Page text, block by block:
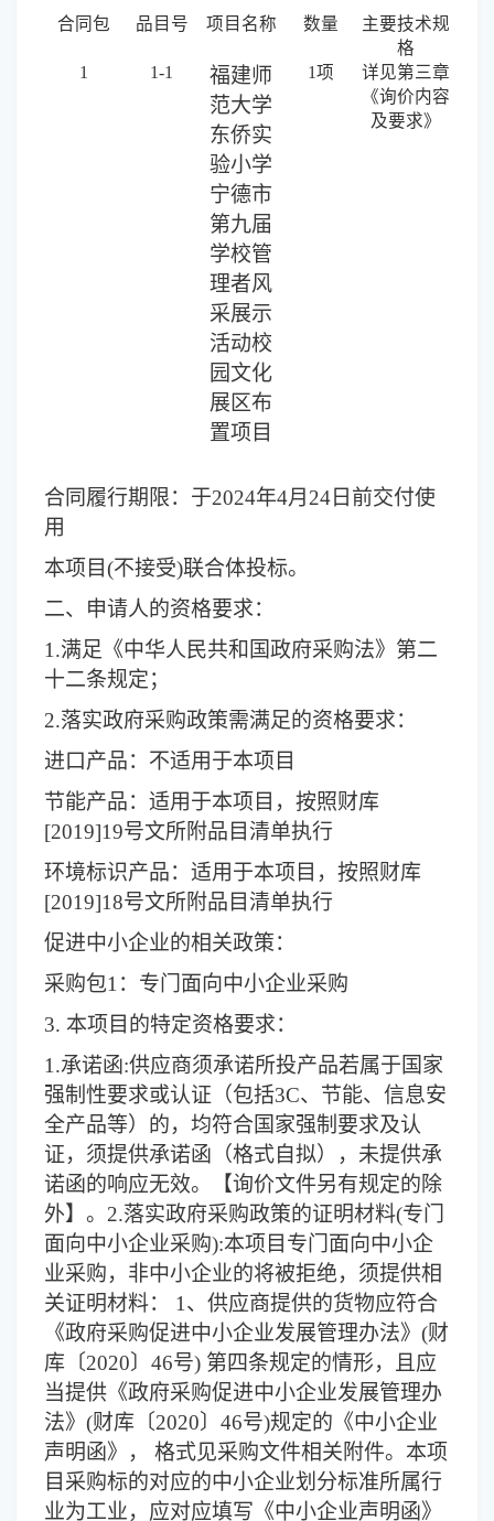
合同包 品目号 项目名称 数量
主要技术规
格
1
1-1
福建师
范大学
东侨实
验小学
宁德市
第九届
学校管
理者风
采展示
活动校
园文化
展区布
置项目
1项
详见第三章
《询价内容
及要求》
合同履行期限： 于2024年4月 24日 前交付使
用
本项目(不接受)联合体投标。
二、申请人的资格要求：
1.满足《中华人民共和国政府采购法》第二
十二条规定；
2.落实政府采购政策需满足的资格要求：
进口产品：不适用于本项目
节能产品：适用于本项目，按照财库
[2019]19号文所附品目清单执行
环境标识产品：适用于本项目，按照财库
[2019]18号文所附品目清单执行
促进中小企业的相关政策：
采购包1：专门面向中小企业采购
3. 本项目的特定资格要求：
1.承诺函:供应商须承诺所投产品若属于国家
强制性要求或认证（包括3C、节能、信息安
全产品等）的，均符合国家强制要求及认
证，须提供承诺函（格式自拟），未提供承
诺函的响应无效。【询价文件另有规定的除
外】。2.落实政府采购政策的证明材料(专门
面向中小企业采购):本项目专门面向中小企
业采购，非中小企业的将被拒绝，须提供相
关证明材料： 1、供应商提供的货物应符合
《政府采购促进中小企业发展管理办法》(财
库〔2020〕46号) 第四条规定的情形，且应
当提供《政府采购促进中小企业发展管理办
法》(财库〔2020〕46号)规定的《中小企业
声明函》， 格式见采购文件相关附件。本项
目采购标的对应的中小企业划分标准所属行
业为工业，应对应填写《中小企业声明函》